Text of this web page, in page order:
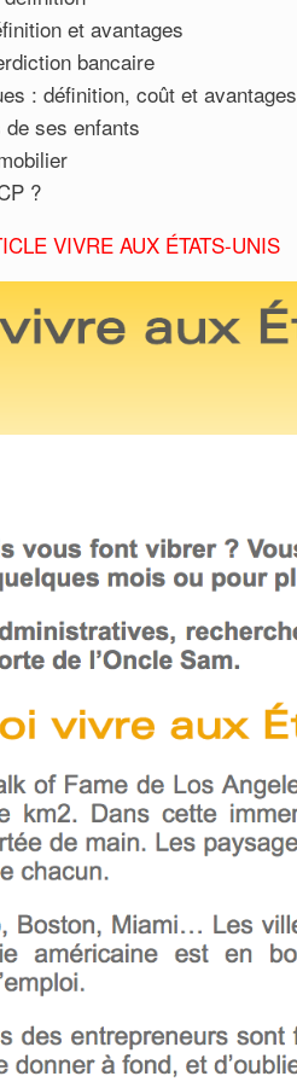
et avantages
bancaire
: définition, coût et avantages
ses enfants
?
VIVRE AUX ÉTATS-UNIS